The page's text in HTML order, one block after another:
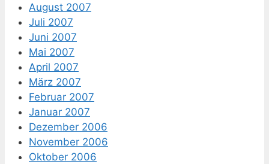
August 2007
Juli 2007
Juni 2007
Mai 2007
April 2007
März 2007
Februar 2007
Januar 2007
Dezember 2006
November 2006
Oktober 2006